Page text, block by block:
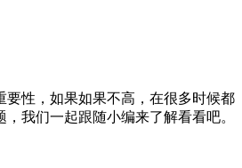
性，如果如果不高，在很多时候都
我们一起跟随小编来了解看看吧。